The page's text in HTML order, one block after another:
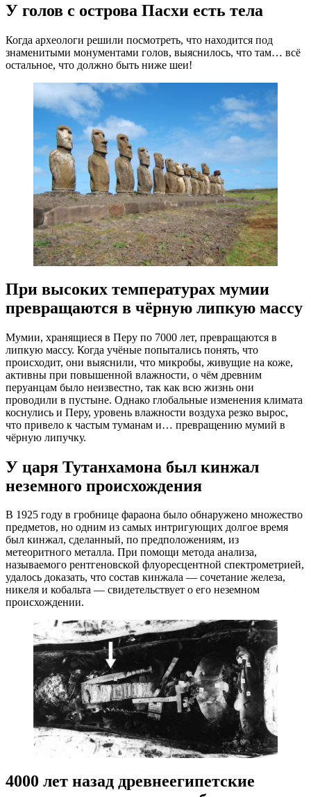
У голов с острова Пасхи есть тела
Когда археологи решили посмотреть, что находится под
знаменитыми монументами голов, выяснилось, что там… всё
остальное, что должно быть ниже шеи!
При высоких температурах мумии
превращаются в чёрную липкую массу
Мумии, хранящиеся в Перу по 7000 лет, превращаются в
липкую массу. Когда учёные попытались понять, что
происходит, они выяснили, что микробы, живущие на коже,
активны при повышенной влажности, о чём древним
перуанцам было неизвестно, так как всю жизнь они
проводили в пустыне. Однако глобальные изменения климата
коснулись и Перу, уровень влажности воздуха резко вырос,
что привело к частым туманам и… превращению мумий в
чёрную липучку.
У царя Тутанхамона был кинжал
неземного происхождения
В 1925 году в гробнице фараона было обнаружено множество
предметов, но одним из самых интригующих долгое время
был кинжал, сделанный, по предположениям, из
метеоритного металла. При помощи метода анализа,
называемого рентгеновской флуоресцентной спектрометрией,
удалось доказать, что состав кинжала — сочетание железа,
никеля и кобальта — свидетельствует о его неземном
происхождении.
4000 лет назад древнеегипетские